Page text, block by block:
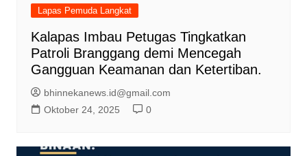
Lapas Pemuda Langkat
Kalapas Imbau Petugas Tingkatkan
Patroli Branggang demi Mencegah
Gangguan Keamanan dan Ketertiban.
bhinnekanews.id@gmail.com
Oktober 24, 2025
0